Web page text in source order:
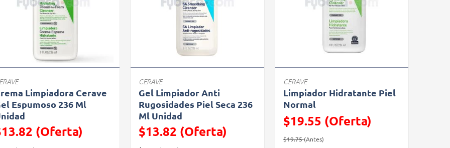
Limpiadora Cerave
Espumoso 236 Ml
(Oferta)
CERAVE
Gel Limpiador Anti
Rugosidades Piel Seca 236
Ml Unidad
$13.82 (Oferta)
CERAVE
Limpiador Hidratante Piel
Normal
$19.55 (Oferta)
Precio reducido de
$19.75(Antes)(Oferta)